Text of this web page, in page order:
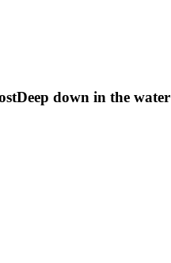
Deep down in the water